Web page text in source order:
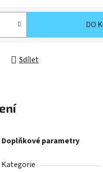
DO
Sdílet
Doplňkové parametry
Kategorie